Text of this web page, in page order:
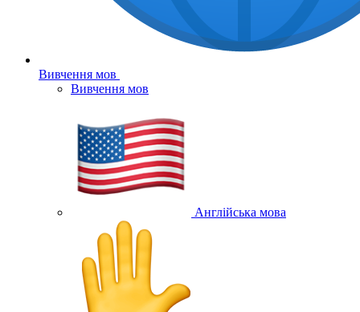
Вивчення мов
Вивчення мов
Англійська мова